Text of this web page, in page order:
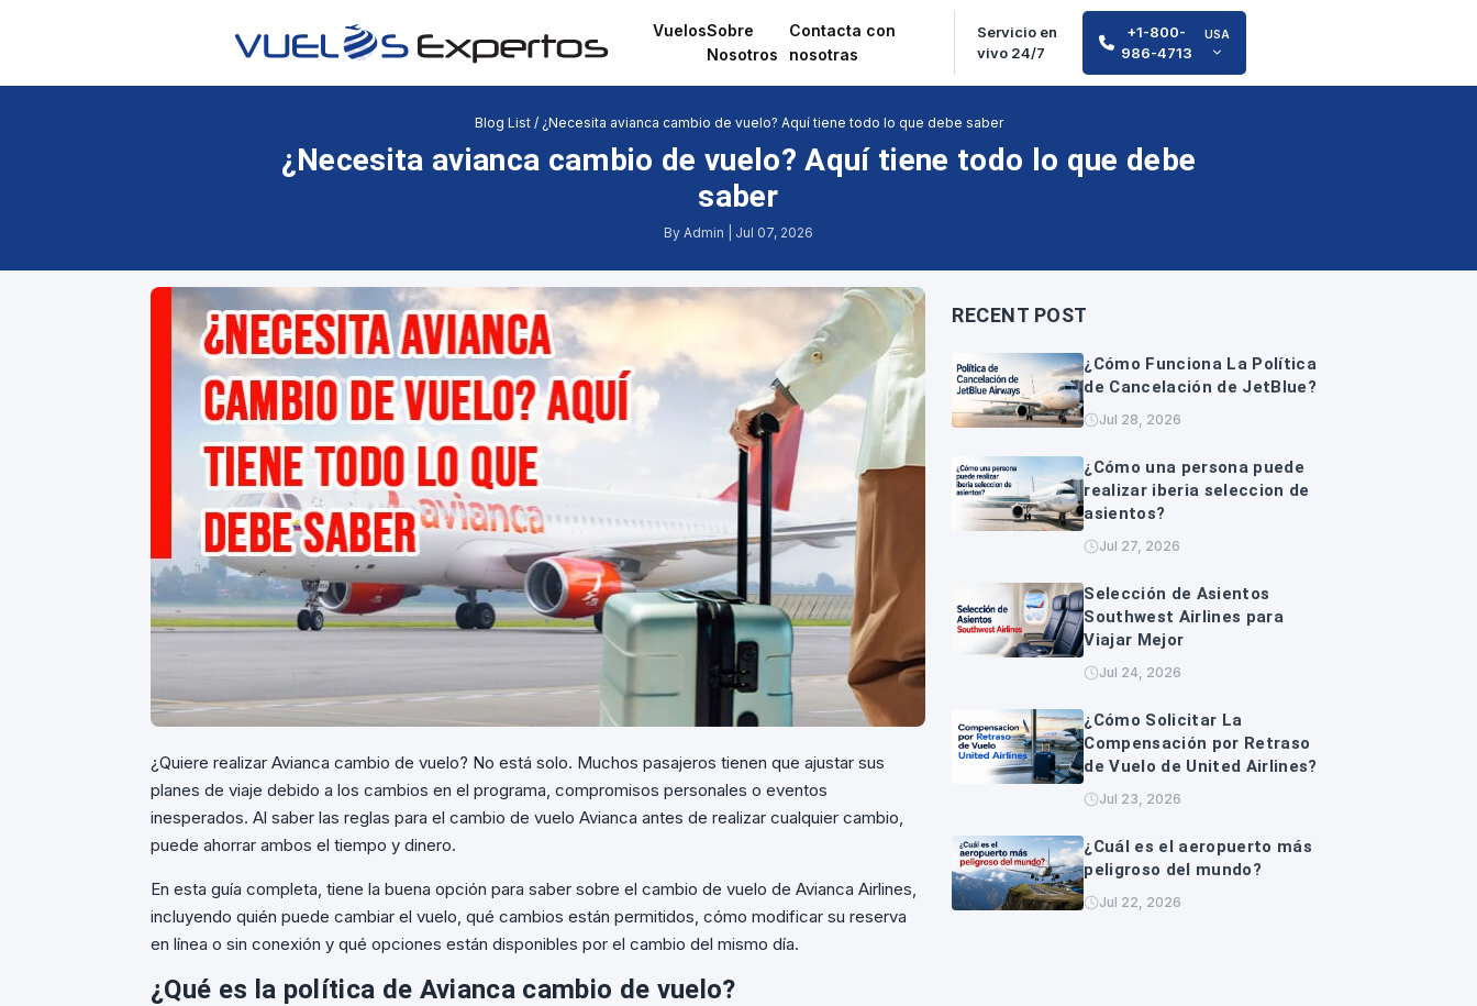
VuelosSobre
Nosotros
Contacta con
nosotras
Servicio en
vivo 24/7
+1-800-
986-4713
USA
Blog List/ ¿Necesita avianca cambio de vuelo? Aquí tiene todo lo que debe saber
¿Necesita avianca cambio de vuelo? Aquí tiene todo lo que debe
saber
By Admin | Jul 07, 2026
¿Quiere realizar Avianca cambio de vuelo? No está solo. Muchos pasajeros tienen que ajustar sus
planes de viaje debido a los cambios en el programa, compromisos personales o eventos
inesperados. Al saber las reglas para el cambio de vuelo Avianca antes de realizar cualquier cambio,
puede ahorrar ambos el tiempo y dinero.
En esta guía completa, tiene la buena opción para saber sobre el cambio de vuelo de Avianca Airlines,
incluyendo quién puede cambiar el vuelo, qué cambios están permitidos, cómo modificar su reserva
en línea o sin conexión y qué opciones están disponibles por el cambio del mismo día.
¿Qué es la política de Avianca cambio de vuelo?
RECENT POST
¿Cómo Funciona La Política
de Cancelación de JetBlue?
Jul 28, 2026
¿Cómo una persona puede
realizar iberia seleccion de
asientos?
Jul 27, 2026
Selección de Asientos
Southwest Airlines para
Viajar Mejor
Jul 24, 2026
¿Cómo Solicitar La
Compensación por Retraso
de Vuelo de United Airlines?
Jul 23, 2026
¿Cuál es el aeropuerto más
peligroso del mundo?
Jul 22, 2026